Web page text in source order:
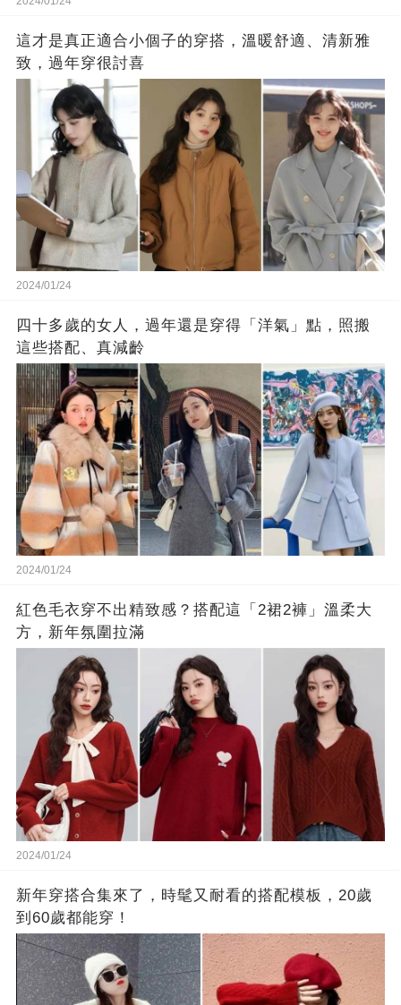
這才是真正適合小個子的穿搭，溫暖舒適、清新雅
致，過年穿很討喜
2024/01/24
四十多歲的女人，過年還是穿得「洋氣」點，照搬
這些搭配、真減齡
2024/01/24
紅色毛衣穿不出精致感？搭配這「2裙2褲」溫柔大
方，新年氛圍拉滿
2024/01/24
新年穿搭合集來了，時髦又耐看的搭配模板，20歲
到60歲都能穿！